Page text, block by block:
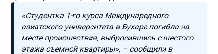
«Студентка 1-го курса Международного
азиатского университета в Бухаре погибла на
месте происшествия, выбросившись с шестого
этажа съемной квартиры», – сообщили в